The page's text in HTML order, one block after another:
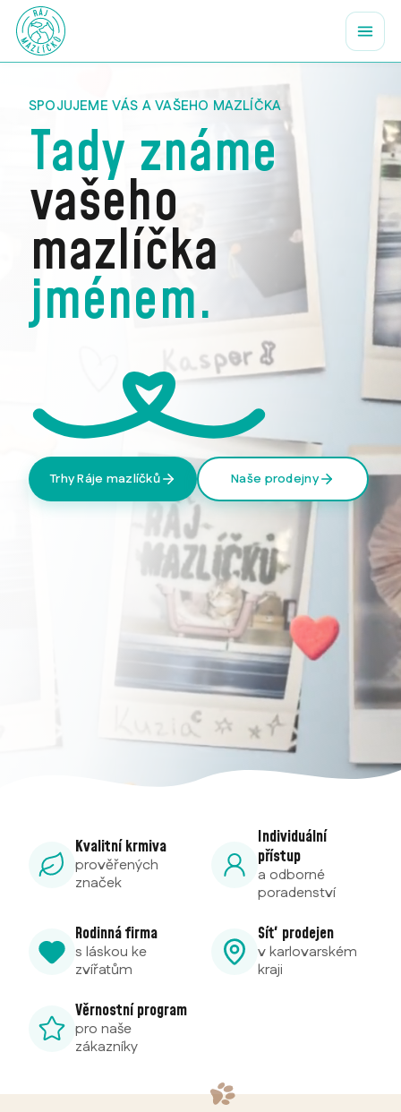
SPOJUJEME VÁS A VAŠEHO MAZLÍČKA
Tady známe
vašeho
mazlíčka
jménem.
Trhy Ráje mazlíčků Naše prodejny
Kvalitní krmiva
prověřených
značek
Individuální
přístup
a odborné
poradenství
Rodinná firma
s láskou ke
zvířatům
Síť prodejen
v karlovarském
kraji
Věrnostní program
pro naše
zákazníky